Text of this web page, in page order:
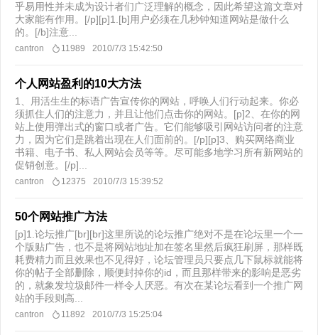
乎易用性并未成为设计者们广泛理解的概念，因此希望这篇文章对
大家能有作用。[/p][p]1.[b]用户必须在几秒钟知道网站是做什么
的。[/b]注意...
cantron 11989 2010/7/3 15:42:50
个人网站盈利的10大方法
1、用活生生的标语广告宣传你的网站，呼唤人们行动起来。你必
须抓住人们的注意力，并且让他们点击你的网站。[p]2、在你的网
站上使用弹出式的窗口或者广告。它们能够吸引网站访问者的注意
力，因为它们是跳着出现在人们面前的。[/p][p]3、购买网络商业
书籍、电子书、私人网站会员等等。尽可能多地学习所有新网站的
促销创意。[/p]...
cantron 12375 2010/7/3 15:39:52
50个网站推广方法
[p]1.论坛推广[br][br]这里所说的论坛推广绝对不是在论坛里一个一
个版贴广告，也不是将网站地址加在签名里然后疯狂刷屏，那样既
耗费精力而且效果也不见得好，论坛管理员只要点几下鼠标就能将
你的帖子全部删除，顺便封掉你的id，而且那样带来的影响是恶劣
的，就象发垃圾邮件一样令人厌恶。有次在某论坛看到一个推广网
站的手段则高...
cantron 11892 2010/7/3 15:25:04